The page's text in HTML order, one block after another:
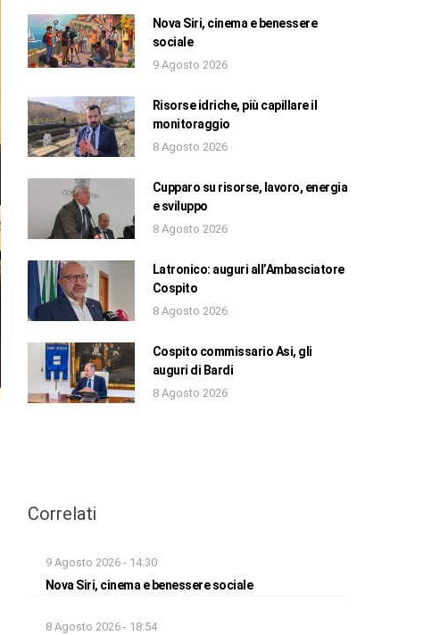
Nova Siri, cinema e benessere
sociale
9 Agosto 2026
Risorse idriche, più capillare il
monitoraggio
8 Agosto 2026
Cupparo su risorse, lavoro, energia
e sviluppo
8 Agosto 2026
Latronico: auguri all’Ambasciatore
Cospito
8 Agosto 2026
Cospito commissario Asi, gli
auguri di Bardi
8 Agosto 2026
Correlati
9 Agosto 2026 - 14:30
Nova Siri, cinema e benessere sociale
8 Agosto 2026 - 18:54